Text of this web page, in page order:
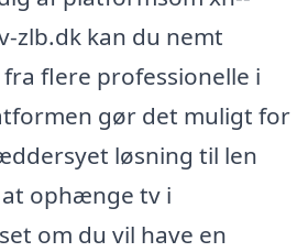
zlb.dk kan du nemt
flere professionelle i
gør det muligt for
løsning til len
ophænge tv i
om du vil have en